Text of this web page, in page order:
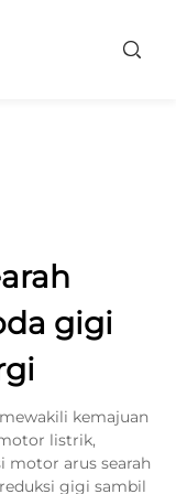
gigi
kemajuan
listrik,
motor arus searah
gigi sambil